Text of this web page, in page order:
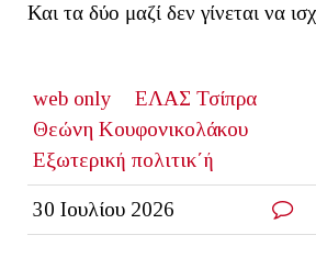
Και τα δύο μαζί δεν γίνεται να
web only
ΕΛΑΣ Τσίπρα
Θεώνη Κουφονικολάκου
Εξωτερική πολιτικ΄ή
30 Ιουλίου 2026